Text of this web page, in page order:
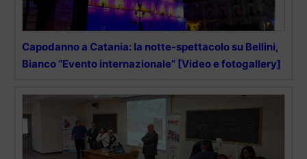
Capodanno a Catania: la notte-spettacolo su Bellini,
Bianco “Evento internazionale” [Video e fotogallery]